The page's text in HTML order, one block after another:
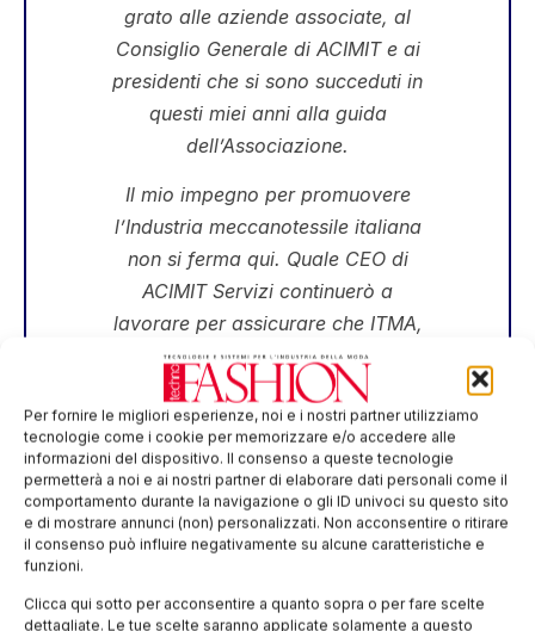
Per fornire le migliori esperienze, noi e i nostri partner utilizziamo
tecnologie come i cookie per memorizzare e/o accedere alle
informazioni del dispositivo. Il consenso a queste tecnologie
permetterà a noi e ai nostri partner di elaborare dati personali come il
comportamento durante la navigazione o gli ID univoci su questo sito
e di mostrare annunci (non) personalizzati. Non acconsentire o ritirare
il consenso può influire negativamente su alcune caratteristiche e
funzioni.
Clicca qui sotto per acconsentire a quanto sopra o per fare scelte
dettagliate. Le tue scelte saranno applicate solamente a questo
grato alle aziende associate, al
Consiglio Generale di ACIMIT e ai
presidenti che si sono succeduti in
questi miei anni alla guida
dell’Associazione.
Il mio impegno per promuovere
l’Industria meccanotessile italiana
non si ferma qui. Quale CEO di
ACIMIT Servizi continuerò a
lavorare per assicurare che ITMA,
la principale rassegna mondiale
delle macchine tessili, continui a
rappresentare una vetrina di
successo per le aziende italiane del
settore come avvenuto per l’edizioni
italiane del 2015 e del 2023.
afferma Federico Pellegata,